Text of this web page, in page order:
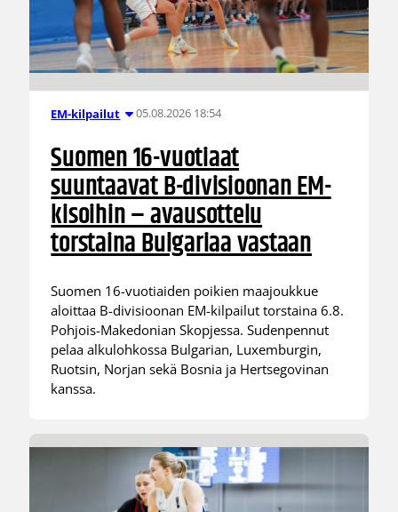
EM-kilpailut 05.08.2026 18:54
Suomen 16-vuotiaat
suuntaavat B-divisioonan EM-
kisoihin – avausottelu
torstaina Bulgariaa vastaan
Suomen 16-vuotiaiden poikien maajoukkue
aloittaa B-divisioonan EM-kilpailut torstaina 6.8.
Pohjois-Makedonian Skopjessa. Sudenpennut
pelaa alkulohkossa Bulgarian, Luxemburgin,
Ruotsin, Norjan sekä Bosnia ja Hertsegovinan
kanssa.